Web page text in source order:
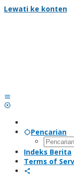
Lewati ke konten
Pencarian
Indeks Berita
Terms of